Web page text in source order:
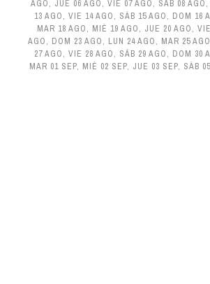
AGO, JUE 06 AGO, VIE 07 AGO, SÁB 08 AGO,
13 AGO, VIE 14 AGO, SÁB 15 AGO, DOM 16
MAR 18 AGO, MIÉ 19 AGO, JUE 20 AGO,
AGO, DOM 23 AGO, LUN 24 AGO, MAR 25 AGO
27 AGO, VIE 28 AGO, SÁB 29 AGO, DOM 30
MAR 01 SEP, MIÉ 02 SEP, JUE 03 SEP, SÁB